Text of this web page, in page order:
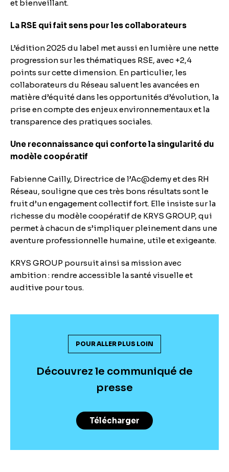
et bienveillant.
La RSE qui fait sens pour les collaborateurs
L’édition 2025 du label met aussi en lumière une nette
progression sur les thématiques RSE, avec +2,4
points sur cette dimension. En particulier, les
collaborateurs du Réseau saluent les avancées en
matière d’équité dans les opportunités d’évolution, la
prise en compte des enjeux environnementaux et la
transparence des pratiques sociales.
Une reconnaissance qui conforte la singularité du
modèle coopératif
Fabienne Cailly, Directrice de l’Ac@demy et des RH
Réseau, souligne que ces très bons résultats sont le
fruit d’un engagement collectif fort. Elle insiste sur la
richesse du modèle coopératif de KRYS GROUP, qui
permet à chacun de s’impliquer pleinement dans une
aventure professionnelle humaine, utile et exigeante.
KRYS GROUP poursuit ainsi sa mission avec
ambition : rendre accessible la santé visuelle et
auditive pour tous.
POUR ALLER PLUS LOIN
Découvrez le communiqué de
presse
Télécharger